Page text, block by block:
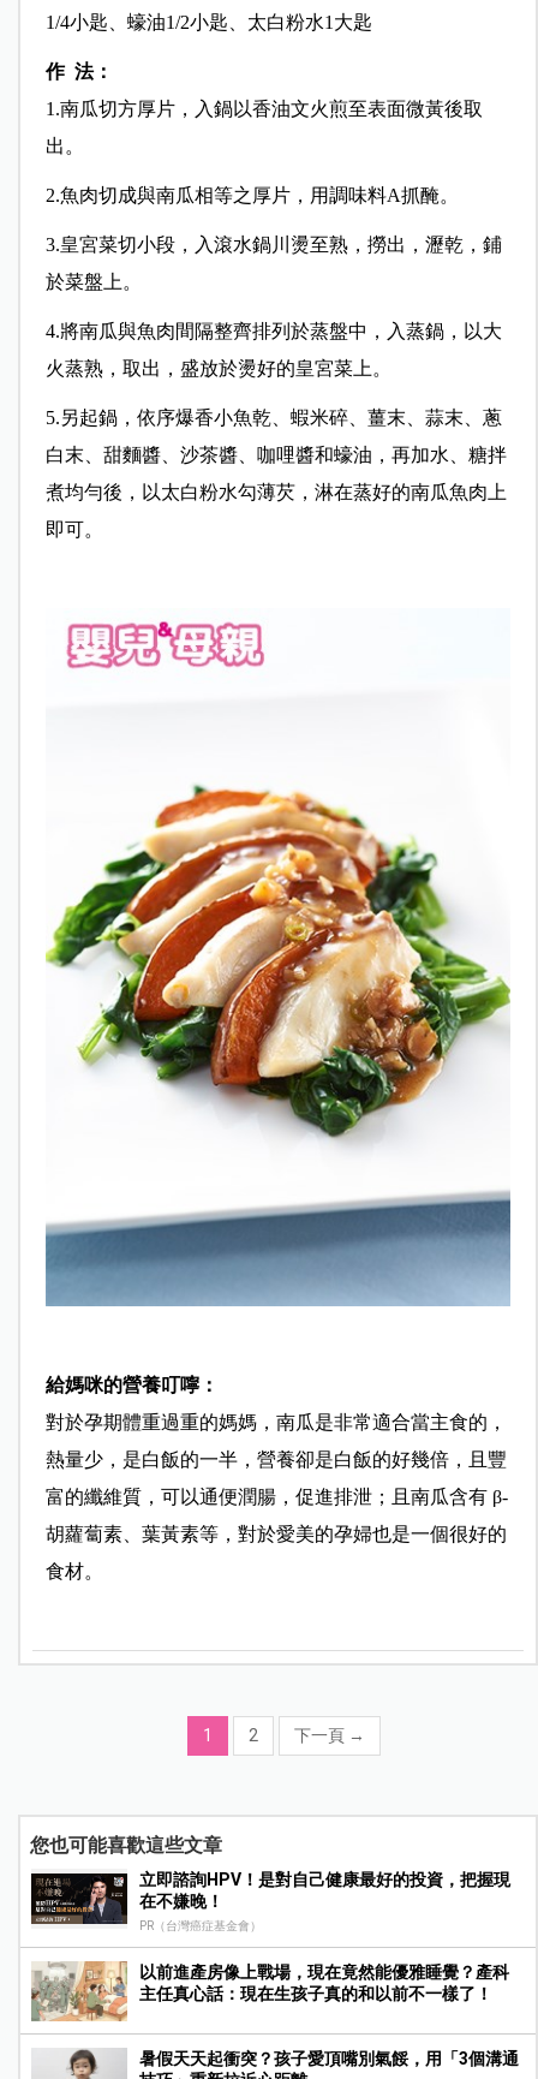
1/4小匙、蠔油1/2小匙、 太白粉水1大匙
作 法：
1.南瓜切方厚片，入鍋以香油文火煎至表面微黃後取
出。
2.魚肉切成與南瓜相等之厚片，用調味料A抓醃。
3.皇宮菜切小段，入滾水鍋川燙至熟，撈出，瀝乾，鋪
於菜盤上。
4.將南瓜與魚肉間隔整齊排列於蒸盤中，入蒸鍋，以大
火蒸熟，取出，盛放於燙好的皇宮菜上。
5.另起鍋，依序爆香小魚乾、蝦米碎、薑末、蒜末、蔥
白末、甜麵醬、沙茶醬、咖哩醬和蠔油，再加水、糖拌
煮均勻後，以太白粉水勾薄芡，淋在蒸好的南瓜魚肉上
即可。
給媽咪的營養叮嚀：
對於孕期體重過重的媽媽，南瓜是非常適合當主食的，
熱量少，是白飯的一半，營養卻是白飯的好幾倍，且豐
富的纖維質，可以通便潤腸，促進排泄；且南瓜含有 β-
胡蘿蔔素、葉黃素等，對於愛美的孕婦也是一個很好的
食材。
1 2 下一頁 →
您也可能喜歡這些文章
立即諮詢HPV！是對自己健康最好的投資，把握現
在不嫌晚！
PR（台灣癌症基金會）
以前進產房像上戰場，現在竟然能優雅睡覺？產科
主任真心話：現在生孩子真的和以前不一樣了！
暑假天天起衝突？孩子愛頂嘴別氣餒，用「3個溝通